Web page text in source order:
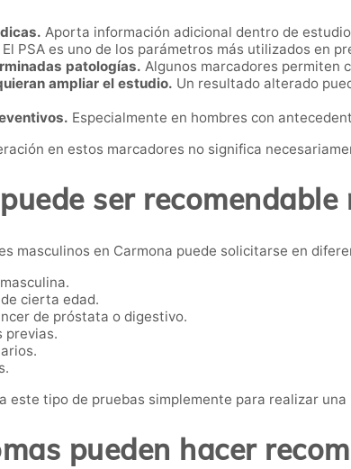
Aporta información adicional dentro de
El PSA es uno de los parámetros más utilizados en
patologías. Algunos marcadores permiten
ampliar el estudio. Un resultado alterado
Especialmente en hombres con
en estos marcadores no significa
ser
masculinos en Carmona puede solicitarse en
cierta edad.
de próstata o digestivo.
previas.
este tipo de pruebas simplemente para realizar
pueden hacer